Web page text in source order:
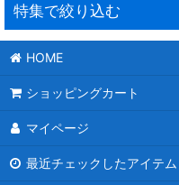
時計
ステーショナリー
携帯・スマホ関連
カレンダー
特集で絞り込む
フルカラー名入れ
1個〜名入れができる商品特集
教育関係（塾・学校）
HOME
ショッピングカート
マイページ
最近チェックしたアイテム